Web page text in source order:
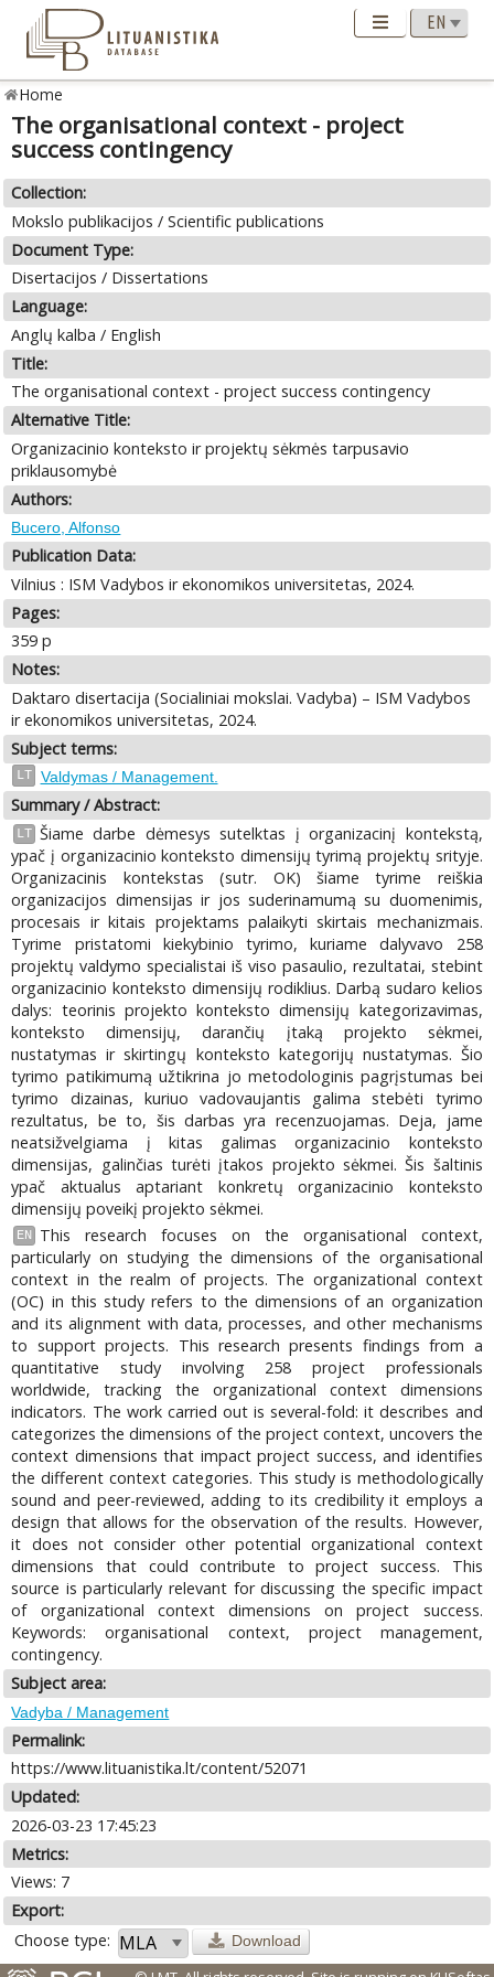
Home
The organisational context - project
success contingency
Collection:
Mokslo publikacijos / Scientific publications
Document Type:
Disertacijos / Dissertations
Language:
Anglų kalba / English
Title:
The organisational context - project success contingency
Alternative Title:
Organizacinio konteksto ir projektų sėkmės tarpusavio
priklausomybė
Authors:
Bucero, Alfonso
Publication Data:
Vilnius : ISM Vadybos ir ekonomikos universitetas, 2024.
Pages:
359 p
Notes:
Daktaro disertacija (Socialiniai mokslai. Vadyba) – ISM Vadybos
ir ekonomikos universitetas, 2024.
Subject terms:
LT Valdymas / Management.
Summary / Abstract:
LT Šiame darbe dėmesys sutelktas į organizacinį kontekstą,
ypač į organizacinio konteksto dimensijų tyrimą projektų srityje.
Organizacinis kontekstas (sutr. OK) šiame tyrime reiškia
organizacijos dimensijas ir jos suderinamumą su duomenimis,
procesais ir kitais projektams palaikyti skirtais mechanizmais.
Tyrime pristatomi kiekybinio tyrimo, kuriame dalyvavo 258
projektų valdymo specialistai iš viso pasaulio, rezultatai, stebint
organizacinio konteksto dimensijų rodiklius. Darbą sudaro kelios
dalys: teorinis projekto konteksto dimensijų kategorizavimas,
konteksto dimensijų, darančių įtaką projekto sėkmei,
nustatymas ir skirtingų konteksto kategorijų nustatymas. Šio
tyrimo patikimumą užtikrina jo metodologinis pagrįstumas bei
tyrimo dizainas, kuriuo vadovaujantis galima stebėti tyrimo
rezultatus, be to, šis darbas yra recenzuojamas. Deja, jame
neatsižvelgiama į kitas galimas organizacinio konteksto
dimensijas, galinčias turėti įtakos projekto sėkmei. Šis šaltinis
ypač aktualus aptariant konkretų organizacinio konteksto
dimensijų poveikį projekto sėkmei.
EN
This research focuses on the organisational context,
particularly on studying the dimensions of the organisational
context in the realm of projects. The organizational context
(OC) in this study refers to the dimensions of an organization
and its alignment with data, processes, and other mechanisms
to support projects. This research presents findings from a
quantitative study involving 258 project professionals
worldwide, tracking the organizational context dimensions
indicators. The work carried out is several-fold: it describes and
categorizes the dimensions of the project context, uncovers the
context dimensions that impact project success, and identifies
the different context categories. This study is methodologically
sound and peer-reviewed, adding to its credibility it employs a
design that allows for the observation of the results. However,
it does not consider other potential organizational context
dimensions that could contribute to project success. This
source is particularly relevant for discussing the specific impact
of organizational context dimensions on project success.
Keywords: organisational context, project management,
contingency.
Subject area:
Vadyba / Management
Permalink:
https://www.lituanistika.lt/content/52071
Updated:
2026-03-23 17:45:23
Metrics:
Views: 7
Export:
Choose type:
Download